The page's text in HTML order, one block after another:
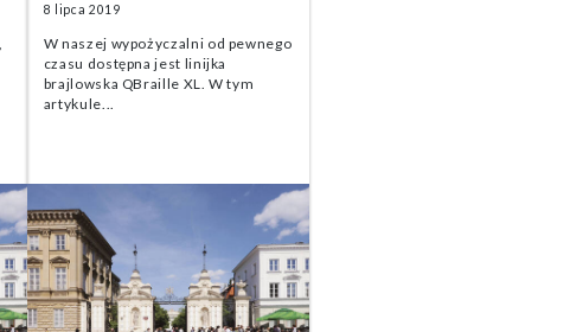
8 lipca 2019
W naszej wypożyczalni od pewnego
czasu dostępna jest linijka
brajlowska QBraille XL. W tym
artykule...